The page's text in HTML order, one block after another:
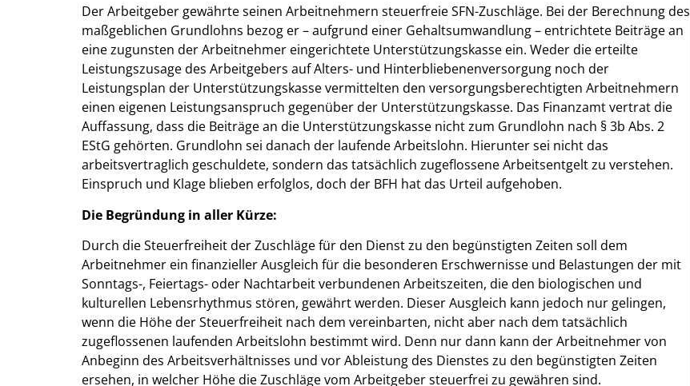
Der Arbeitgeber gewährte seinen Arbeitnehmern steuerfreie SFN-Zuschläge. Bei der Berechnung des
maßgeblichen Grundlohns bezog er – aufgrund einer Gehaltsumwandlung – entrichtete Beiträge an
eine zugunsten der Arbeitnehmer eingerichtete Unterstützungskasse ein. Weder die erteilte
Leistungszusage des Arbeitgebers auf Alters- und Hinterbliebenenversorgung noch der
Leistungsplan der Unterstützungskasse vermittelten den versorgungsberechtigten Arbeitnehmern
einen eigenen Leistungsanspruch gegenüber der Unterstützungskasse. Das Finanzamt vertrat die
Auffassung, dass die Beiträge an die Unterstützungskasse nicht zum Grundlohn nach § 3b Abs. 2
EStG gehörten. Grundlohn sei danach der laufende Arbeitslohn. Hierunter sei nicht das
arbeitsvertraglich geschuldete, sondern das tatsächlich zugeflossene Arbeitsentgelt zu verstehen.
Einspruch und Klage blieben erfolglos, doch der BFH hat das Urteil aufgehoben.
Die Begründung in aller Kürze:
Durch die Steuerfreiheit der Zuschläge für den Dienst zu den begünstigten Zeiten soll dem
Arbeitnehmer ein finanzieller Ausgleich für die besonderen Erschwernisse und Belastungen der mit
Sonntags-, Feiertags- oder Nachtarbeit verbundenen Arbeitszeiten, die den biologischen und
kulturellen Lebensrhythmus stören, gewährt werden. Dieser Ausgleich kann jedoch nur gelingen,
wenn die Höhe der Steuerfreiheit nach dem vereinbarten, nicht aber nach dem tatsächlich
zugeflossenen laufenden Arbeitslohn bestimmt wird. Denn nur dann kann der Arbeitnehmer von
Anbeginn des Arbeitsverhältnisses und vor Ableistung des Dienstes zu den begünstigten Zeiten
ersehen, in welcher Höhe die Zuschläge vom Arbeitgeber steuerfrei zu gewähren sind.